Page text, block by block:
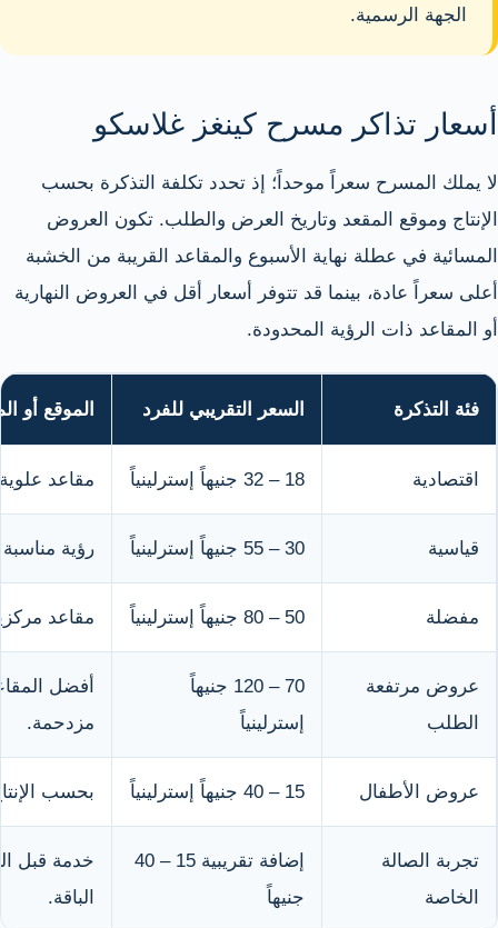
الجهة الرسمية.
أسعار تذاكر مسرح كينغز غلاسكو
لا يملك المسرح سعراً موحداً؛ إذ تحدد تكلفة التذكرة بحسب
الإنتاج وموقع المقعد وتاريخ العرض والطلب. تكون العروض
المسائية في عطلة نهاية الأسبوع والمقاعد القريبة من الخشبة
أعلى سعراً عادة، بينما قد تتوفر أسعار أقل في العروض النهارية
أو المقاعد ذات الرؤية المحدودة.
فئة التذكرة السعر التقريبي للفرد الموقع أو
اقتصادية 18 – 32 جنيهاً إسترلينياً مقاعد
قياسية 30 – 55 جنيهاً إسترلينياً رؤية
مفضلة 50 – 80 جنيهاً إسترلينياً مقاعد
عروض مرتفعة
الطلب
70 – 120 جنيهاً
إسترلينياً
أفضل
مزدحمة.
عروض الأطفال 15 – 40 جنيهاً إسترلينياً بحسب
تجربة الصالة
الخاصة
إضافة تقريبية 15 – 40
جنيهاً
خدمة قبل
الباقة.